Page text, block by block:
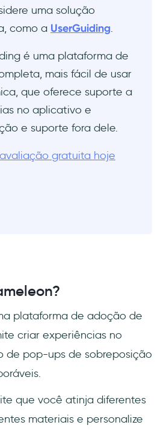
uma solução
como a UserGuiding.
é uma plataforma de
mais fácil de usar
que oferece suporte a
no aplicativo e
e suporte fora dele.
gratuita hoje
plataforma de adoção de
criar experiências no
de pop-ups de sobreposição
que você atinja diferentes
materiais e personalize